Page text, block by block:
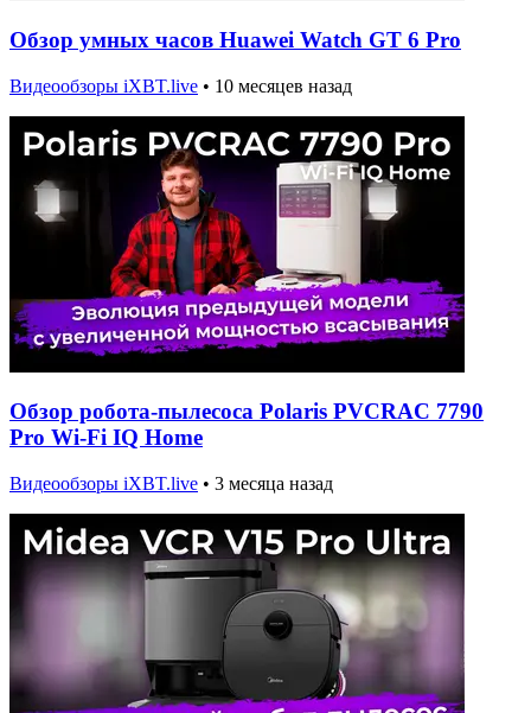
Обзор умных часов Huawei Watch GT 6 Pro
Видеообзоры iXBT.live • 10 месяцев назад
Обзор робота-пылесоса Polaris PVCRAC 7790
Pro Wi-Fi IQ Home
Видеообзоры iXBT.live • 3 месяца назад